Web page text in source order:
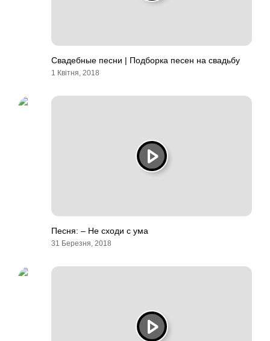
Свадебные песни | Подборка песен на свадьбу
1 Квітня, 2018
Песня: – Не сходи с ума
31 Березня, 2018